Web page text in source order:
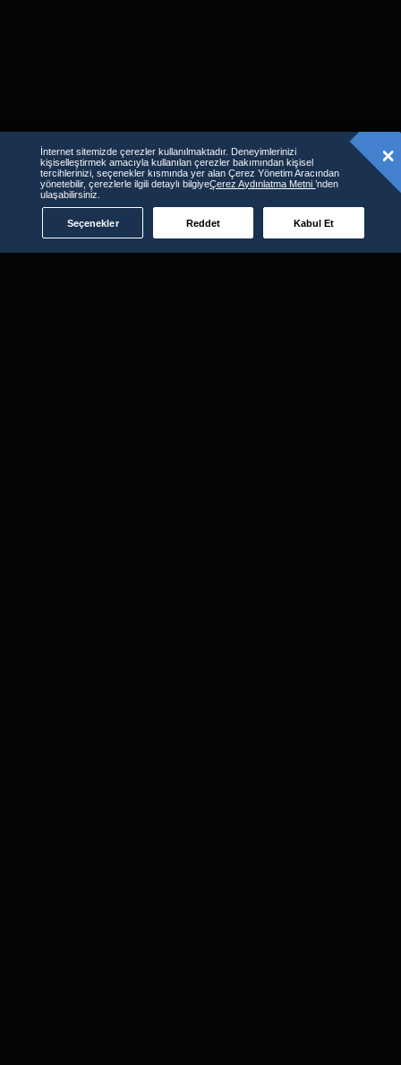
Benzer İçerikler
İnternet sitemizde çerezler kullanılmaktadır. Deneyimlerinizi
kişiselleştirmek amacıyla kullanılan çerezler bakımından kişisel
tercihlerinizi, seçenekler kısmında yer alan Çerez Yönetim Aracından
yönetebilir, çerezlerle ilgili detaylı bilgiyeÇerez Aydınlatma Metni’nden
ulaşabilirsiniz.
Seçenekler Reddet Kabul Et